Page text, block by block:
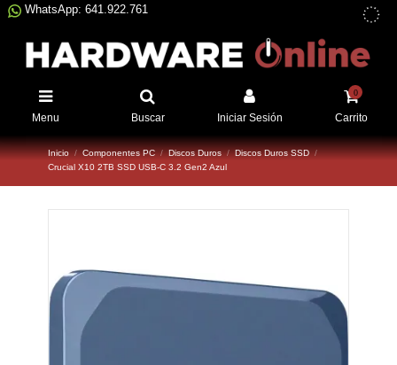
WhatsApp: 641.922.761
Menu Buscar Iniciar Sesión
0
Carrito
Inicio Componentes PC Discos Duros
Discos Duros SSD
Crucial X10 2TB SSD USB-C 3.2 Gen2 Azul